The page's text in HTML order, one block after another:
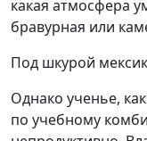
какая атмосфера
бравурная или
Под шкурой
Однако ученье,
по учебному